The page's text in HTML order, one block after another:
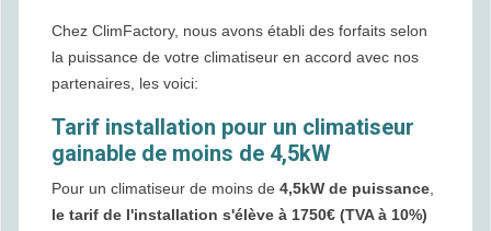
Chez ClimFactory, nous avons établi des forfaits selon
la puissance de votre climatiseur en accord avec nos
partenaires, les voici:
Tarif installation pour un climatiseur
gainable de moins de 4,5kW
Pour un climatiseur de moins de 4,5kW de puissance,
le tarif de l'installation s'élève à 1750€ (TVA à 10%)